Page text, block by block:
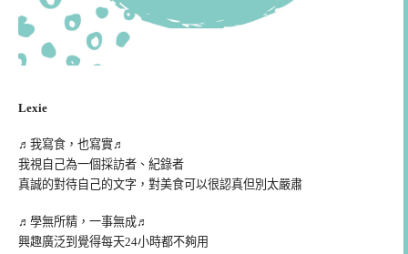
Lexie
♬我寫食，也寫實♬
我視自己為一個採訪者、紀錄者
真誠的對待自己的文字，對美食可以很認真但別太嚴肅
♬學無所精，一事無成♬
興趣廣泛到覺得每天24小時都不夠用